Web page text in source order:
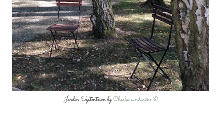
Jardin Septentrion byChacha aventurière ©